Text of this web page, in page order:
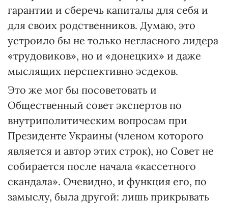
гарантии и сберечь капиталы для себя и
для своих родственников. Думаю, это
устроило бы не только негласного лидера
«трудовиков», но и «донецких» и даже
мыслящих перспективно эсдеков.
Это же мог бы посоветовать и
Общественный совет экспертов по
внутриполитическим вопросам при
Президенте Украины (членом которого
является и автор этих строк), но Совет не
собирается после начала «кассетного
скандала». Очевидно, и функция его, по
замыслу, была другой: лишь прикрывать